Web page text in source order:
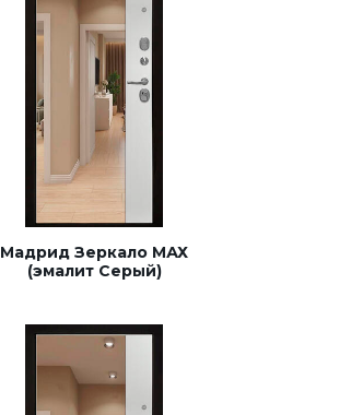
Мадрид Зеркало МАХ
(эмалит Серый)